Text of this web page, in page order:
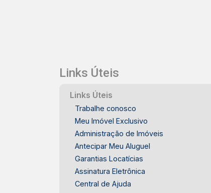
Links Úteis
Links Úteis
Trabalhe conosco
Meu Imóvel Exclusivo
Administração de Imóveis
Antecipar Meu Aluguel
Garantias Locatícias
Assinatura Eletrônica
Central de Ajuda